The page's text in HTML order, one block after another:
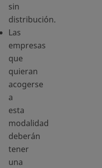
sin
distribución.
Las
empresas
que
quieran
acogerse
a
esta
modalidad
deberán
tener
una